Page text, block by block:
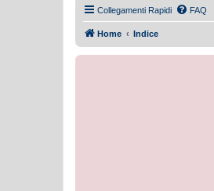
Collegamenti Rapidi FAQ
Home Indice